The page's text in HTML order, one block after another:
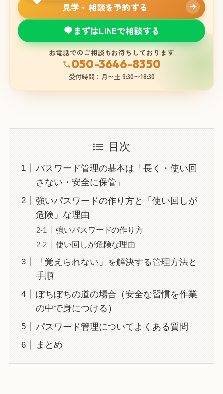
見学・相談を予約する
まずはLINEで相談する
お電話でのご相談もお待ちしております
050-3646-8350
受付時間：月〜土 9:30〜18:30
目次
パスワード管理の基本は「長く・使い回
さない・安全に保管」
強いパスワードの作り方と「使い回しが
危険」な理由
強いパスワードの作り方
使い回しが危険な理由
「覚えられない」を解決する管理方法と
手順
ぽちぽちの道の場合（安全な習慣を作業
の中で身につける）
パスワード管理についてよくある質問
まとめ